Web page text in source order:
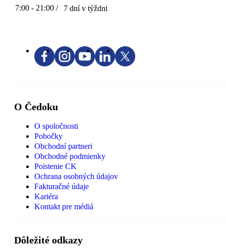
7:00 - 21:00 / 7 dní v týždni
O Čedoku
O spoločnosti
Pobočky
Obchodní partneri
Obchodné podmienky
Poistenie CK
Ochrana osobných údajov
Fakturačné údaje
Kariéra
Kontakt pre médiá
Dôležité odkazy